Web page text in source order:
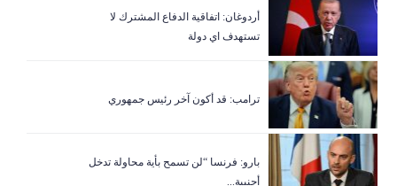
أردوغان: اتفاقية الدفاع المشترك لا
تستهدف اي دولة
ترامب: قد أكون آخر رئيس جمهوري
بارو: فرنسا “لن تسمح بأية محاولة تدخل
أجنبية...